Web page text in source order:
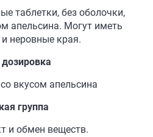
таблетки, без оболочки,
апельсина. Могут иметь
неровные края.
дозировка
вкусом апельсина
группа
и обмен веществ.